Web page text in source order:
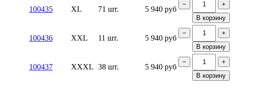
100435 XL 71 шт. 5 940 руб
−
+
В корзину
100436 XXL 11 шт. 5 940 руб
−
+
В корзину
100437 XXXL 38 шт. 5 940 руб
−
+
В корзину